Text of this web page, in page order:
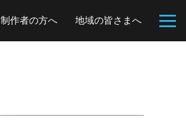
制作者の方へ 地域の皆さまへ